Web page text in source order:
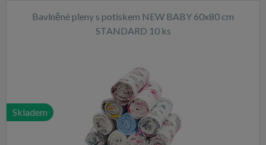
Bavlněné pleny s potiskem NEW BABY 60x80 cm
STANDARD 10 ks
Skladem